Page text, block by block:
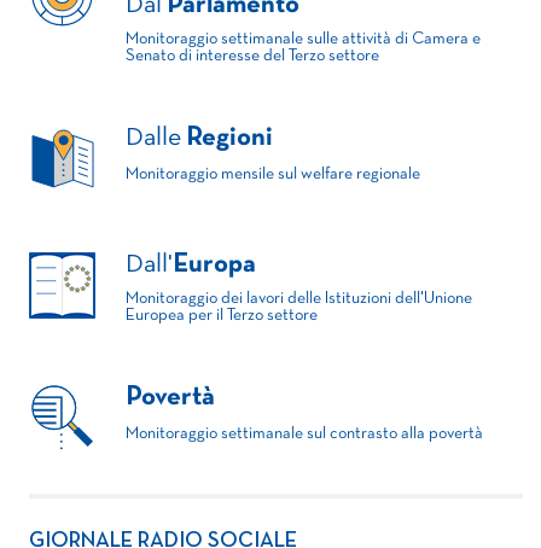
Dal Parlamento
Monitoraggio settimanale sulle attività di Camera e
Senato di interesse del Terzo settore
Dalle Regioni
Monitoraggio mensile sul welfare regionale
Dall' Europa
Monitoraggio dei lavori delle Istituzioni dell'Unione
Europea per il Terzo settore
Povertà
Monitoraggio settimanale sul contrasto alla povertà
GIORNALE RADIO SOCIALE